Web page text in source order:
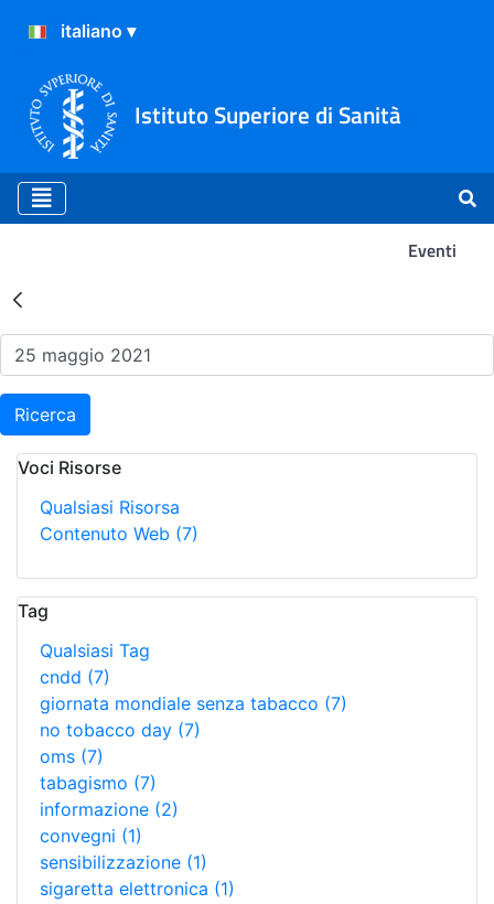
Istituto Superiore di Sanità
Eventi
Risultati della Ricerca -
Ricerca
Voci Risorse
Qualsiasi Risorsa
Contenuto Web (7)
Tag
Qualsiasi Tag
cndd (7)
giornata mondiale senza tabacco (7)
no tobacco day (7)
oms (7)
tabagismo (7)
informazione (2)
convegni (1)
sensibilizzazione (1)
sigaretta elettronica (1)